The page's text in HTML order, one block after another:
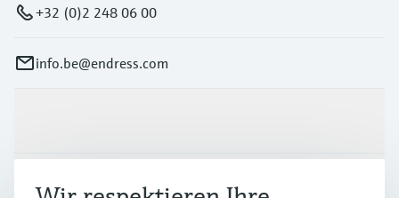
+32 (0)2 248 06 00
info.be@endress.com
Branchen